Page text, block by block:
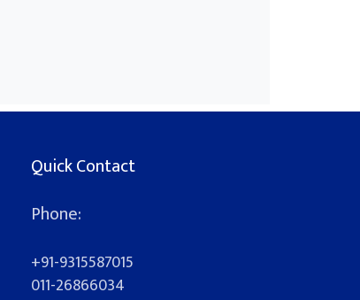
Quick Contact
Phone:
+91-9315587015
011-26866034